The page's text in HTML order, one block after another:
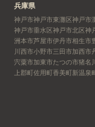
兵庫県
神戸市神戸市東灘区神戸市
神戸市垂水区神戸市北区神
洲本市芦屋市伊丹市相生市
川西市小野市三田市加西市
宍粟市加東市たつの市猪名
上郡町佐用町香美町新温泉